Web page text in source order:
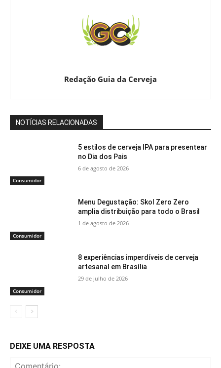
Redação Guia da Cerveja
NOTÍCIAS RELACIONADAS
Consumidor
5 estilos de cerveja IPA para presentear
no Dia dos Pais
6 de agosto de 2026
Consumidor
Menu Degustação: Skol Zero Zero
amplia distribuição para todo o Brasil
1 de agosto de 2026
Consumidor
8 experiências imperdíveis de cerveja
artesanal em Brasília
29 de julho de 2026
DEIXE UMA RESPOSTA